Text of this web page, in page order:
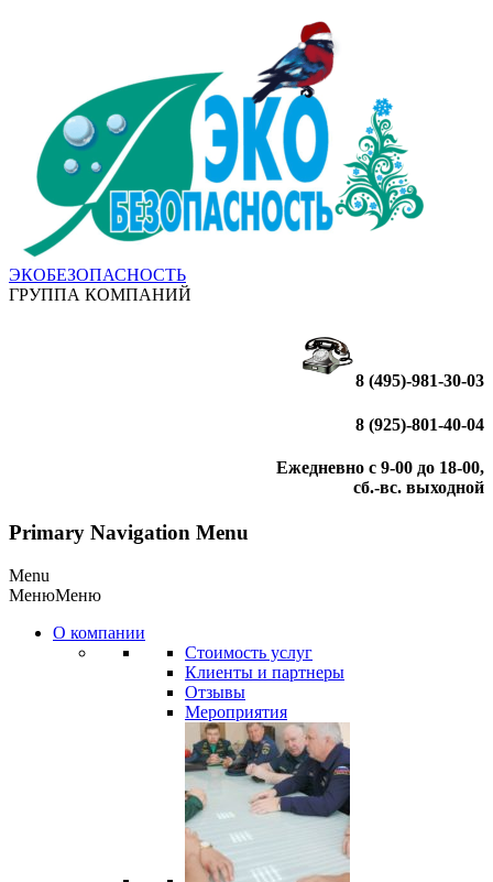
ЭКОБЕЗОПАСНОСТЬ
ГРУППА КОМПАНИЙ
8 (495)-981-30-03
8 (925)-801-40-04
Ежедневно с 9-00 до 18-00,
сб.-вс. выходной
Primary Navigation Menu
Menu
МенюМеню
О компании
Стоимость услуг
Клиенты и партнеры
Отзывы
Мероприятия